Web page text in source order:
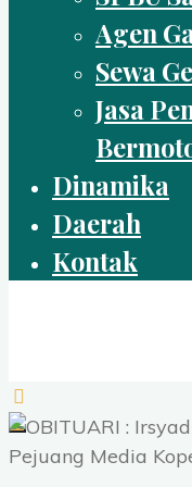
Agen
Sewa
Jasa
Dinamika
Daerah
Kontak